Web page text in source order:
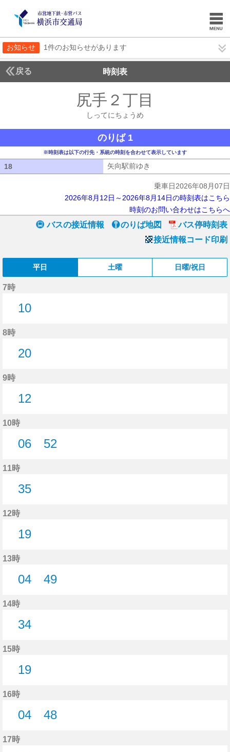
お知らせ 1件のお知らせがあります
戻る 時刻表
尻手２丁目
しってにちょうめ
のりば 1
※時刻表は以下の行先・系統の時刻を合わせて表示しています
18 矢向駅前ゆき
乗車日2026年08月07日
2026年8月12日～2026年8月14日の時刻表はこちら
時刻のお問い合わせはこちらへ
バスの接近情報 のりば地図
バス停時刻表
接近情報コード印刷
平日 土曜 日曜/祝日
7時
10
8時
20
9時
12
10時
06
52
11時
35
12時
19
13時
04
49
14時
34
15時
19
16時
04
48
17時